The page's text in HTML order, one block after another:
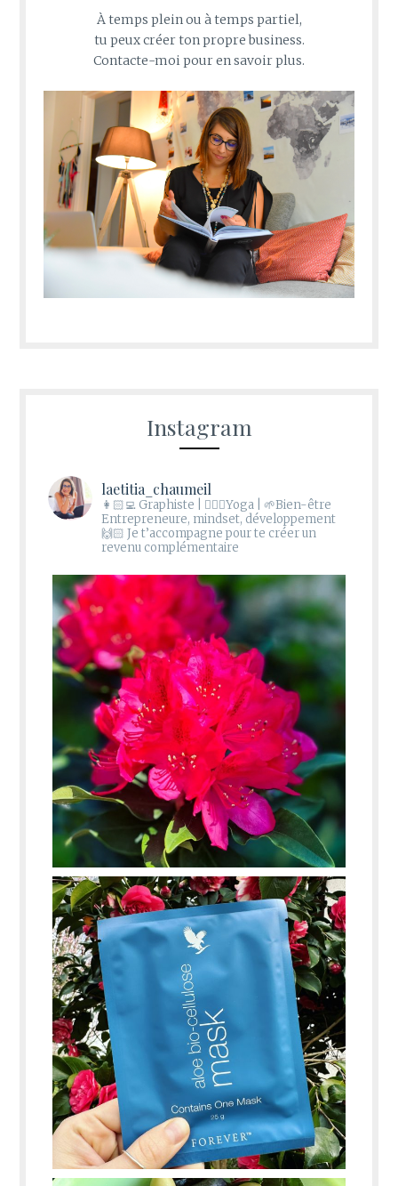
À temps plein ou à temps partiel,
tu peux créer ton propre business.
Contacte-moi pour en savoir plus.
Instagram
laetitia_chaumeil
👩🏻‍💻 Graphiste | 🧘🏻‍♀️Yoga | 🌱Bien-être
Entrepreneure, mindset, développement
🙌🏻 Je t’accompagne pour te créer un
revenu complémentaire